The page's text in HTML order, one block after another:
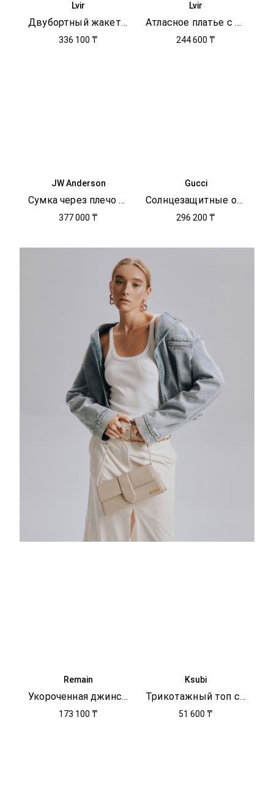
Lvir
Двубортный жакет с микроузором
336 100 ₸
Lvir
Атласное платье с принтом
244 600 ₸
JW Anderson
Сумка через плечо SMALL JWA
377 000 ₸
Gucci
Солнцезащитные очки
296 200 ₸
Remain
Укороченная джинсовая куртка
173 100 ₸
Ksubi
Трикотажный топ с логотипом
51 600 ₸